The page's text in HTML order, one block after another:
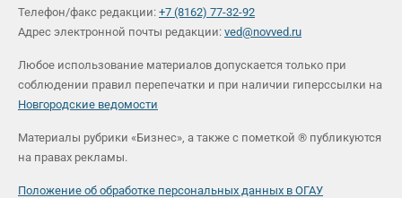
Телефон/факс редакции: +7 (8162) 77-32-92
Адрес электронной почты редакции: ved@novved.ru
Любое использование материалов допускается только при
соблюдении правил перепечатки и при наличии гиперссылки на
Новгородские ведомости
Материалы рубрики «Бизнес», а также с пометкой ® публикуются
на правах рекламы.
Положение об обработке персональных данных в ОГАУ